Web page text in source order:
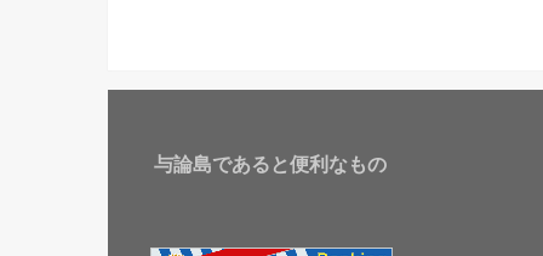
与論島であると便利なもの